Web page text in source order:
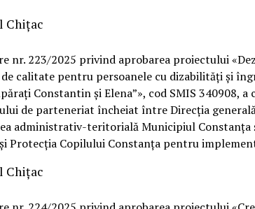
Chiţac
nr. 223/2025 privind aprobarea proiectului
calitate pentru persoanele cu dizabilități și
Constantin și Elena”», cod SMIS 340908,
de parteneriat încheiat între Direcția
administrativ-teritorială Municipiul Constanța
Protecția Copilului Constanța pentru
Chiţac